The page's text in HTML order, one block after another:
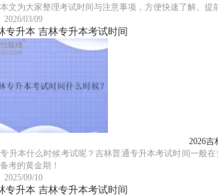
文为大家整理考试时间与注意事项，方便快速了解、提
2026/03/09
专升本 吉林专升本考试时间
2026吉
升本什么时候考试呢？吉林普通专升本考试时间一般
考的黄金期！
2025/09/10
专升本 吉林专升本考试时间